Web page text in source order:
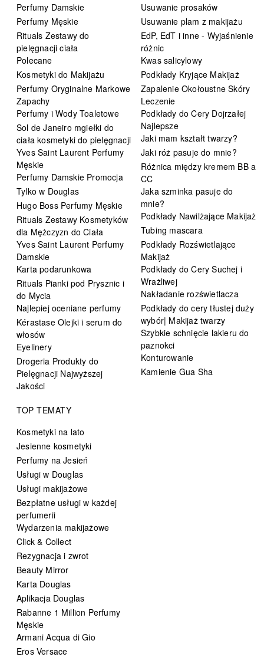
Perfumy Damskie
Perfumy Męskie
Rituals Zestawy do
pielęgnacji ciała
Polecane
Kosmetyki do Makijażu
Perfumy Oryginalne Markowe
Zapachy
Perfumy i Wody Toaletowe
Sol de Janeiro mgiełki do
ciała kosmetyki do pielęgnacji
Yves Saint Laurent Perfumy
Męskie
Perfumy Damskie Promocja
Tylko w Douglas
Hugo Boss Perfumy Męskie
Rituals Zestawy Kosmetyków
dla Mężczyzn do Ciała
Yves Saint Laurent Perfumy
Damskie
Karta podarunkowa
Rituals Pianki pod Prysznic i
do Mycia
Najlepiej oceniane perfumy
Kérastase Olejki i serum do
włosów
Eyelinery
Drogeria Produkty do
Pielęgnacji Najwyższej
Jakości
Usuwanie prosaków
Usuwanie plam z makijażu
EdP, EdT i inne - Wyjaśnienie
różnic
Kwas salicylowy
Podkłady Kryjące Makijaż
Zapalenie Okołoustne Skóry
Leczenie
Podkłady do Cery Dojrzałej
Najlepsze
Jaki mam kształt twarzy?
Jaki róż pasuje do mnie?
Różnica między kremem BB a
CC
Jaka szminka pasuje do
mnie?
Podkłady Nawilżające Makijaż
Tubing mascara
Podkłady Rozświetlające
Makijaż
Podkłady do Cery Suchej i
Wrażliwej
Nakładanie rozświetlacza
Podkłady do cery tłustej duży
wybór| Makijaż twarzy
Szybkie schnięcie lakieru do
paznokci
Konturowanie
Kamienie Gua Sha
TOP TEMATY
Kosmetyki na lato
Jesienne kosmetyki
Perfumy na Jesień
Usługi w Douglas
Usługi makijażowe
Bezpłatne usługi w każdej
perfumerii
Wydarzenia makijażowe
Click & Collect
Rezygnacja i zwrot
Beauty Mirror
Karta Douglas
Aplikacja Douglas
Rabanne 1 Million Perfumy
Męskie
Armani Acqua di Gio
Eros Versace